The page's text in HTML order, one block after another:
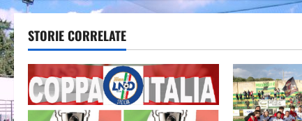
t
n
a
v
STORIE CORRELATE